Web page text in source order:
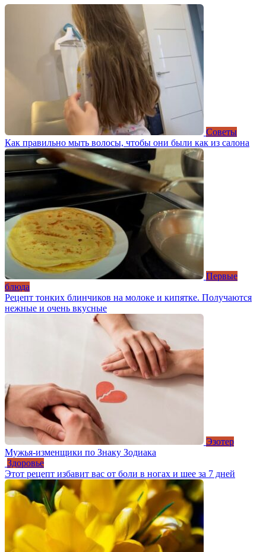
Советы
Как правильно мыть волосы, чтобы они были как из салона
Первые
блюда
Рецепт тонких блинчиков на молоке и кипятке. Получаются
нежные и очень вкусные
Эзотер
Мужья-изменщики по Знаку Зодиака
Здоровье
Этот рецепт избавит вас от боли в ногах и шее за 7 дней